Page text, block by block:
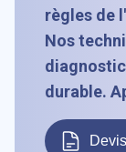
règles de
Nos
durable.